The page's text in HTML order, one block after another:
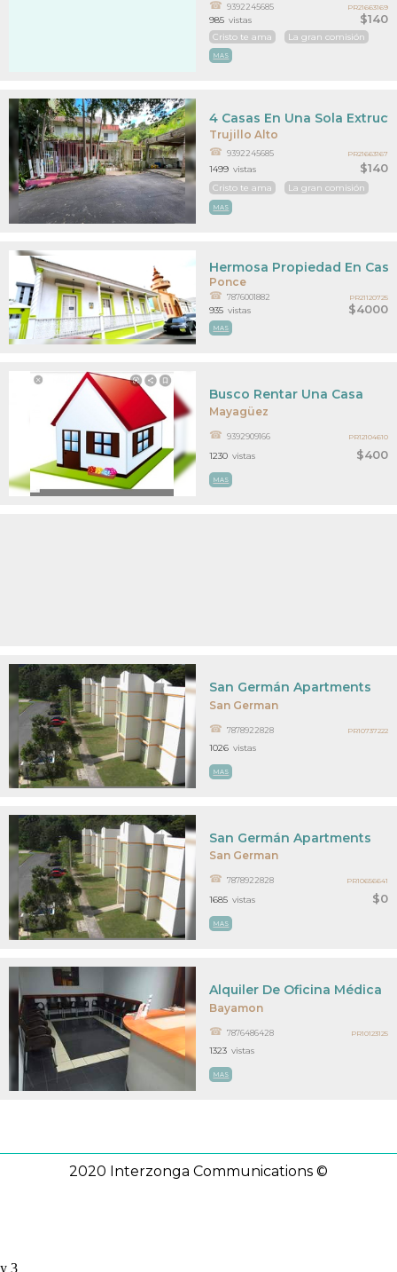
$140
9392245685
Cristo te ama La gran comisión
MAS
985 vistas
PR21663169
Trujillo Alto
$140
4 Casas En Una Sola
9392245685
Cristo te ama La gran comisión
MAS
1499 vistas
PR21663167
Ponce
$4000
Hermosa Propiedad En
7876001882
MAS
935 vistas
PR21120725
Mayagüez
$400
Busco Rentar Una Casa
9392909166
MAS
1230 vistas
PR12104610
San German
San Germán Apartments
7878922828
MAS
1026 vistas
PR10737222
San German
$0
San Germán Apartments
7878922828
MAS
1685 vistas
PR10656641
Bayamon
Alquiler De Oficina Médica
7876486428
MAS
1323 vistas
PR10123125
2020 Interzonga Communications ©
y 3